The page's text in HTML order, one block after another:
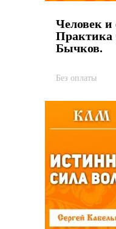
Человек и
Бычков.
Без оплаты